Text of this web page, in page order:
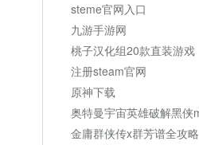
steme官网入口
九游手游网
桃子汉化组20款直装游戏
注册steam官网
原神下载
奥特曼宇宙英雄破解黑侠
金庸群侠传x群芳谱全攻略